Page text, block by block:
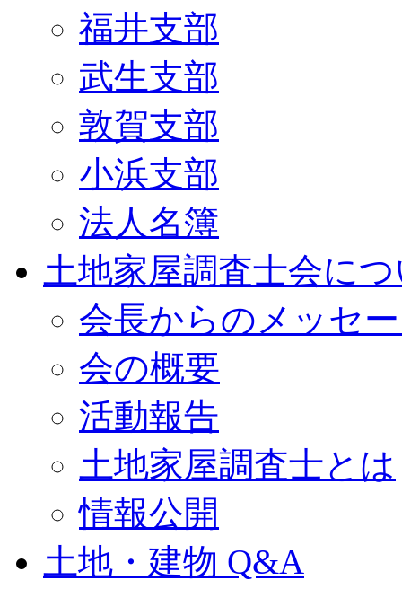
福井支部
武生支部
敦賀支部
小浜支部
法人名簿
土地家屋調査士会に
会長からのメッセ
会の概要
活動報告
土地家屋調査士とは
情報公開
土地・建物 Q&A